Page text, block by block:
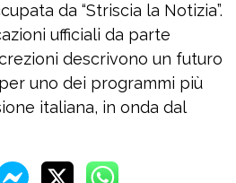
da “Striscia la Notizia”.
ufficiali da parte
descrivono un futuro
uno dei programmi più
italiana, in onda dal